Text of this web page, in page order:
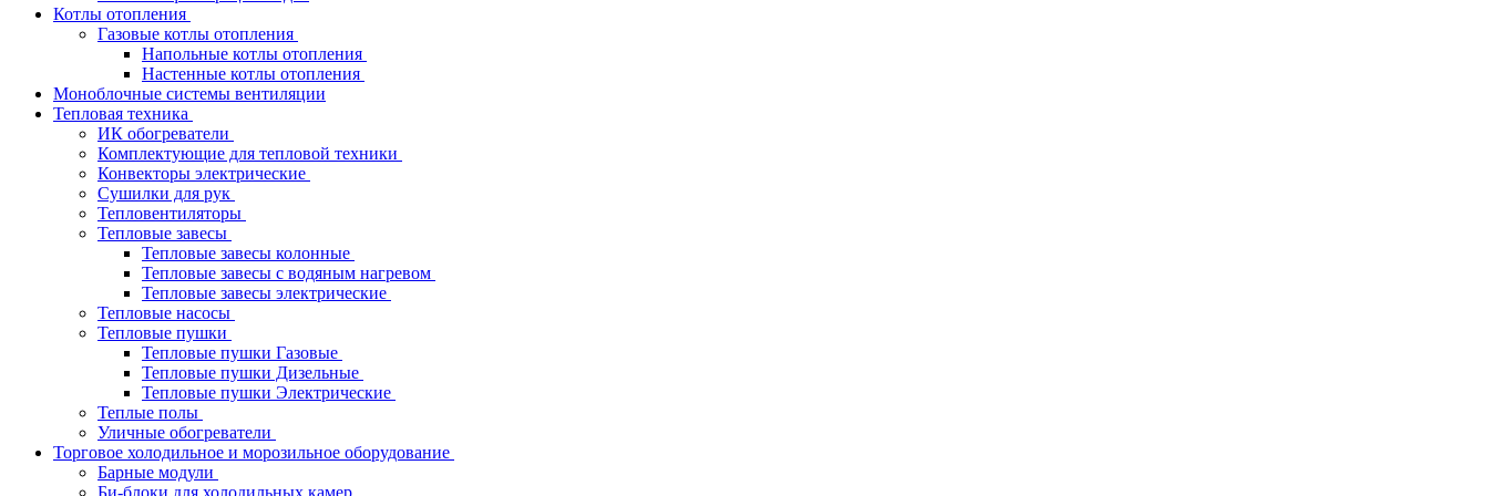
Котлы отопления
Газовые котлы отопления
Напольные котлы отопления
Настенные котлы отопления
Моноблочные системы вентиляции
Тепловая техника
ИК обогреватели
Комплектующие для тепловой техники
Конвекторы электрические
Сушилки для рук
Тепловентиляторы
Тепловые завесы
Тепловые завесы колонные
Тепловые завесы с водяным нагревом
Тепловые завесы электрические
Тепловые насосы
Тепловые пушки
Тепловые пушки Газовые
Тепловые пушки Дизельные
Тепловые пушки Электрические
Теплые полы
Уличные обогреватели
Торговое холодильное и морозильное оборудование
Барные модули
Би-блоки для холодильных камер